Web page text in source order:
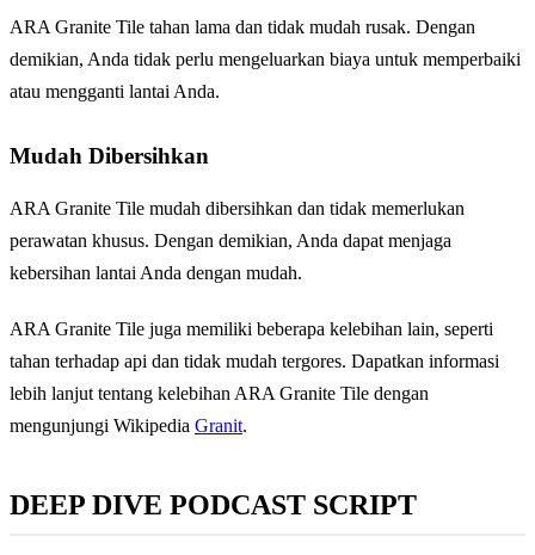
ARA Granite Tile tahan lama dan tidak mudah rusak. Dengan
demikian, Anda tidak perlu mengeluarkan biaya untuk memperbaiki
atau mengganti lantai Anda.
Mudah Dibersihkan
ARA Granite Tile mudah dibersihkan dan tidak memerlukan
perawatan khusus. Dengan demikian, Anda dapat menjaga
kebersihan lantai Anda dengan mudah.
ARA Granite Tile juga memiliki beberapa kelebihan lain, seperti
tahan terhadap api dan tidak mudah tergores. Dapatkan informasi
lebih lanjut tentang kelebihan ARA Granite Tile dengan
mengunjungi Wikipedia Granit.
DEEP DIVE PODCAST SCRIPT